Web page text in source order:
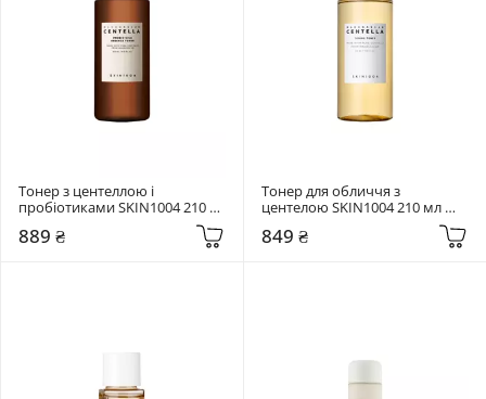
Тонер з центеллою і
пробіотиками SKIN1004 210
мл Madagascar Centella Probio-
Cica Essence Toner
889 ₴
Тонер для обличчя з
центелою SKIN1004 210 мл
Madagascar Centella Toning
Toner
849 ₴